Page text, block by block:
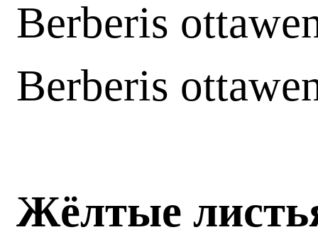
Berberis
Berberis
Жёлтые